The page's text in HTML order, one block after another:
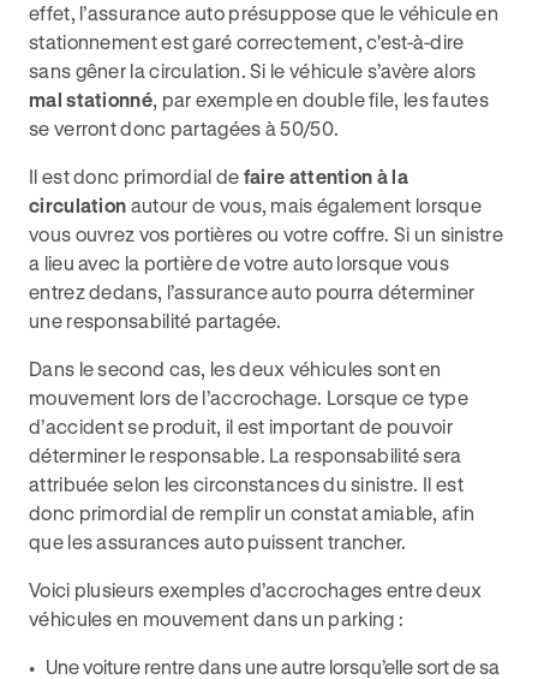
effet, l’assurance auto présuppose que le véhicule en
stationnement est garé correctement, c'est-à-dire
sans gêner la circulation. Si le véhicule s’avère alors
mal stationné, par exemple en double file, les fautes
se verront donc partagées à 50/50.
Il est donc primordial de faire attention à la
circulation autour de vous, mais également lorsque
vous ouvrez vos portières ou votre coffre. Si un sinistre
a lieu avec la portière de votre auto lorsque vous
entrez dedans, l’assurance auto pourra déterminer
une responsabilité partagée.
Dans le second cas, les deux véhicules sont en
mouvement lors de l’accrochage. Lorsque ce type
d’accident se produit, il est important de pouvoir
déterminer le responsable. La responsabilité sera
attribuée selon les circonstances du sinistre. Il est
donc primordial de remplir un constat amiable, afin
que les assurances auto puissent trancher.
Voici plusieurs exemples d’accrochages entre deux
véhicules en mouvement dans un parking :
Une voiture rentre dans une autre lorsqu’elle sort de sa